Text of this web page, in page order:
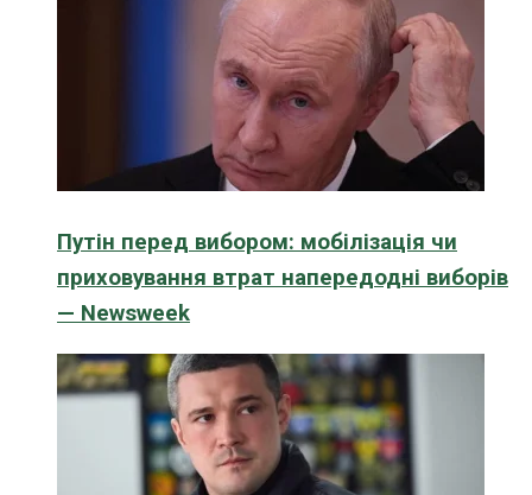
Путін перед вибором: мобілізація чи
приховування втрат напередодні виборів
— Newsweek